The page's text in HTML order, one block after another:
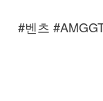
#벤츠